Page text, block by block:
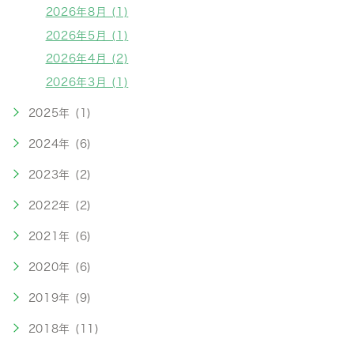
2026年8月 (1)
2026年5月 (1)
2026年4月 (2)
2026年3月 (1)
2025年 (1)
2024年 (6)
2023年 (2)
2022年 (2)
2021年 (6)
2020年 (6)
2019年 (9)
2018年 (11)